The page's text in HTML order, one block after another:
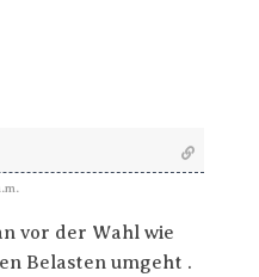
vor der Wahl wie
Belasten umgeht .